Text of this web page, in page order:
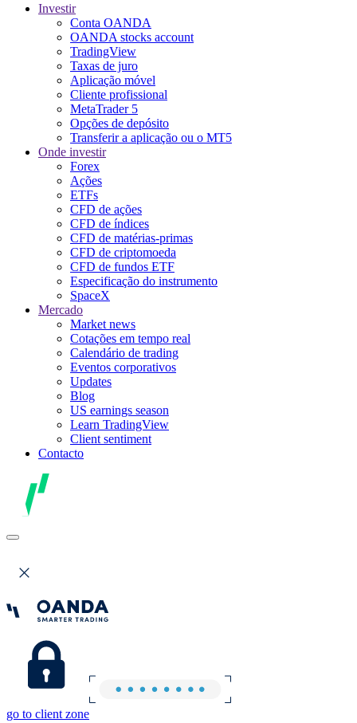
Investir
Conta OANDA
OANDA stocks account
TradingView
Taxas de juro
Aplicação móvel
Cliente profissional
MetaTrader 5
Opções de depósito
Transferir a aplicação ou o MT5
Onde investir
Forex
Ações
ETFs
CFD de ações
CFD de índices
CFD de matérias-primas
CFD de criptomoeda
CFD de fundos ETF
Especificação do instrumento
SpaceX
Mercado
Market news
Cotações em tempo real
Calendário de trading
Eventos corporativos
Updates
Blog
US earnings season
Learn TradingView
Client sentiment
Contacto
go to client zone